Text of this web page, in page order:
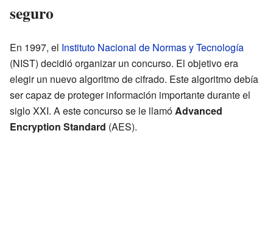
seguro
En 1997, el Instituto Nacional de Normas y Tecnología
(NIST) decidió organizar un concurso. El objetivo era
elegir un nuevo algoritmo de cifrado. Este algoritmo debía
ser capaz de proteger información importante durante el
siglo XXI. A este concurso se le llamóAdvanced
Encryption Standard (AES).